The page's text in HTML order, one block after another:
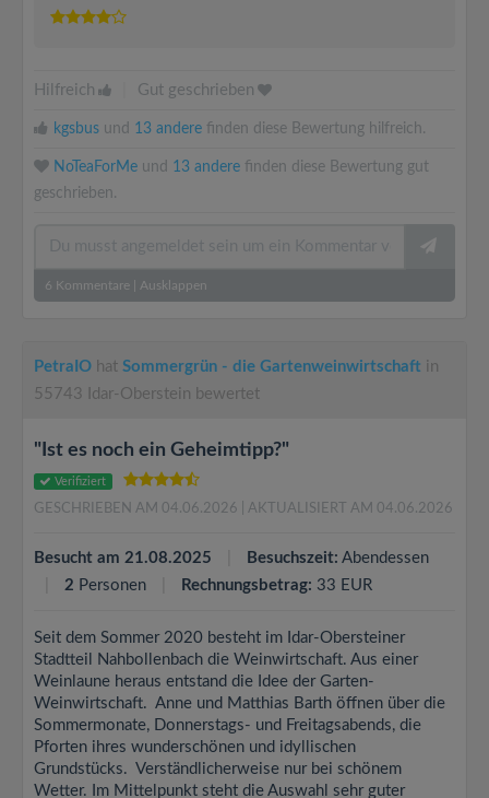
Hilfreich Gut geschrieben
kgsbus und 13 andere finden diese Bewertung hilfreich.
NoTeaForMe und 13 andere finden diese Bewertung gut
geschrieben.
6 Kommentare Ausklappen
PetraIO hat Sommergrün - die Gartenweinwirtschaft in
55743 Idar-Oberstein bewertet
"Ist es noch ein Geheimtipp?"
Verifiziert
GESCHRIEBEN AM 04.06.2026 | AKTUALISIERT AM 04.06.2026
Besucht am 21.08.2025 Besuchszeit: Abendessen
2 Personen Rechnungsbetrag: 33 EUR
Seit dem Sommer 2020 besteht im Idar-Obersteiner
Stadtteil Nahbollenbach die Weinwirtschaft. Aus einer
Weinlaune heraus entstand die Idee der Garten-
Weinwirtschaft. Anne und Matthias Barth öffnen über die
Sommermonate, Donnerstags- und Freitagsabends, die
Pforten ihres wunderschönen und idyllischen
Grundstücks. Verständlicherweise nur bei schönem
Wetter. Im Mittelpunkt steht die Auswahl sehr guter